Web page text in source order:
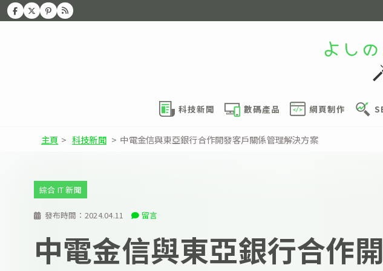
科技新聞 數碼產品 網頁制作
主頁 > 科技新聞 > 中電金信與東亞銀行合作開發客戶關係管理解決方案
發布時間： 2024.04.11 留言
綜合 IT 新聞
中電金信與東亞銀行合作開